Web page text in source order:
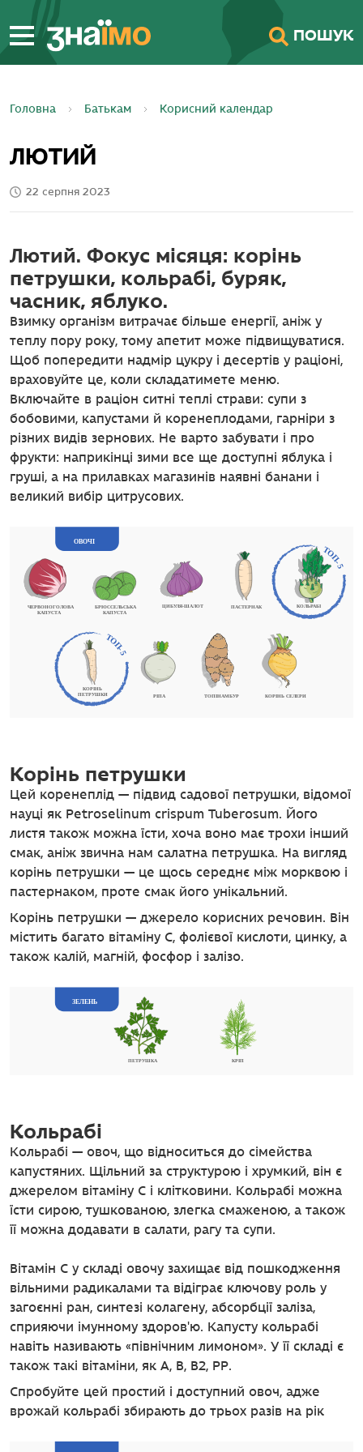
ПЕРЕЙТИ ДО
ГОЛОВНОГО
ПОШУК
Головна Батькам Корисний календар
ЛЮТИЙ
22 серпня 2023
Лютий. Фокус місяця: корінь
петрушки, кольрабі, буряк,
часник, яблуко.
Взимку організм витрачає більше енергії, аніж у
теплу пору року, тому апетит може підвищуватися.
Щоб попередити надмір цукру і десертів у раціоні,
враховуйте це, коли складатимете меню.
Включайте в раціон ситні теплі страви: супи з
бобовими, капустами й коренеплодами, гарніри з
різних видів зернових. Не варто забувати і про
фрукти: наприкінці зими все ще доступні яблука і
груші, а на прилавках магазинів наявні банани і
великий вибір цитрусових.
Корінь петрушки
Цей коренеплід — підвид садової петрушки, відомої
науці як Petroselinum crispum Tuberosum. Його
листя також можна їсти, хоча воно має трохи інший
смак, аніж звична нам салатна петрушка. На вигляд
корінь петрушки — це щось середнє між морквою і
пастернаком, проте смак його унікальний.
Корінь петрушки — джерело корисних речовин. Він
містить багато вітаміну С, фолієвої кислоти, цинку, а
також калій, магній, фосфор і залізо.
Кольрабі
Кольрабі — овоч, що відноситься до сімейства
капустяних. Щільний за структурою і хрумкий, він є
джерелом вітаміну С і клітковини. Кольрабі можна
їсти сирою, тушкованою, злегка смаженою, а також
її можна додавати в салати, рагу та супи.
Вітамін С у складі овочу захищає від пошкодження
вільними радикалами та відіграє ключову роль у
загоєнні ран, синтезі колагену, абсорбції заліза,
сприяючи імунному здоров'ю. Капусту кольрабі
навіть називають «північним лимоном». У її складі є
також такі вітаміни, як А, В, В2, РР.
Спробуйте цей простий і доступний овоч, адже
врожай кольрабі збирають до трьох разів на рік